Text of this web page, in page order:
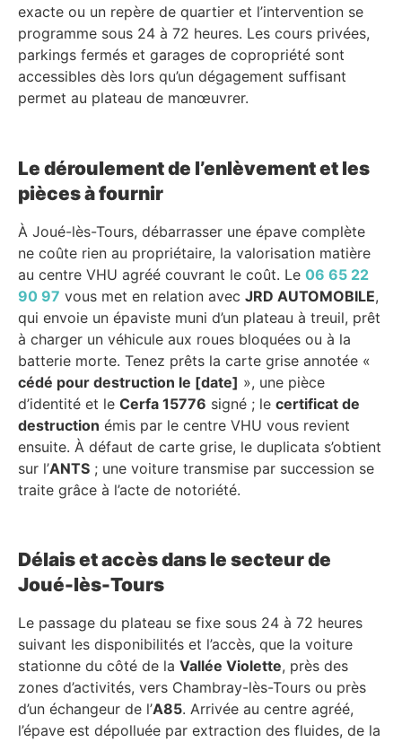
exacte ou un repère de quartier et l’intervention se
programme sous 24 à 72 heures. Les cours privées,
parkings fermés et garages de copropriété sont
accessibles dès lors qu’un dégagement suffisant
permet au plateau de manœuvrer.
Le déroulement de l’enlèvement et les
pièces à fournir
À Joué-lès-Tours, débarrasser une épave complète
ne coûte rien au propriétaire, la valorisation matière
au centre VHU agréé couvrant le coût. Le 06 65 22
90 97 vous met en relation avec JRD AUTOMOBILE,
qui envoie un épaviste muni d’un plateau à treuil, prêt
à charger un véhicule aux roues bloquées ou à la
batterie morte. Tenez prêts la carte grise annotée «
cédé pour destruction le [date] », une pièce
d’identité et le Cerfa 15776 signé ; le certificat de
destruction émis par le centre VHU vous revient
ensuite. À défaut de carte grise, le duplicata s’obtient
sur l’ANTS ; une voiture transmise par succession se
traite grâce à l’acte de notoriété.
Délais et accès dans le secteur de
Joué-lès-Tours
Le passage du plateau se fixe sous 24 à 72 heures
suivant les disponibilités et l’accès, que la voiture
stationne du côté de la Vallée Violette, près des
zones d’activités, vers Chambray-lès-Tours ou près
d’un échangeur de l’A85. Arrivée au centre agréé,
l’épave est dépolluée par extraction des fluides, de la